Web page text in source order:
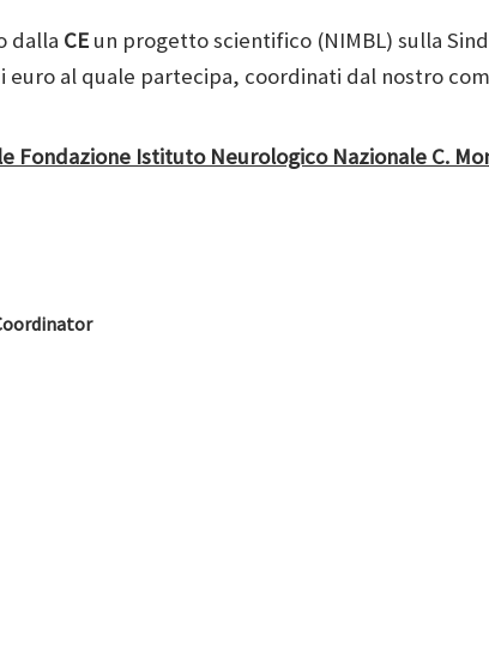
dalla CE un progetto scientifico (NIMBL) sulla
al quale partecipa, coordinati dal nostro
Istituto Neurologico Nazionale C.